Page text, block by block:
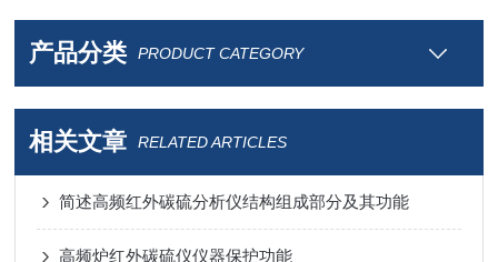
产品分类 PRODUCT CATEGORY
相关文章 RELATED ARTICLES
简述高频红外碳硫分析仪结构组成部分及其功能
高频炉红外碳硫仪仪器保护功能